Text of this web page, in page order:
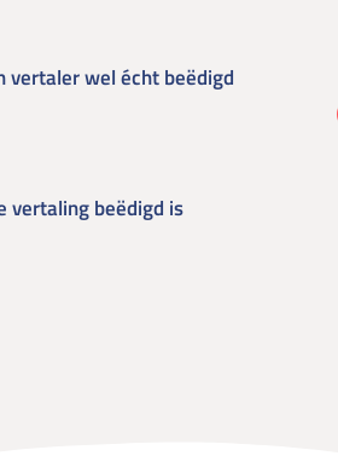
vertaler wel écht beëdigd
vertaling beëdigd is